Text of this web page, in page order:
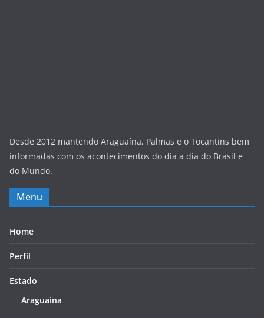
Desde 2012 mantendo Araguaína, Palmas e o Tocantins bem
informadas com os acontecimentos do dia a dia do Brasil e
do Mundo.
Menu
Home
Perfil
Estado
Araguaína